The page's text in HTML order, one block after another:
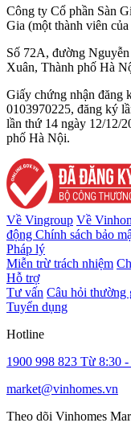
Công ty Cổ phần Sàn
Gia (một thành viên
Số 72A, đường
Xuân, Thành phố Hà
Giấy chứng nhận đăng
0103970225, đăng ký
lần thứ 14 ngày 12/12/
phố Hà Nội.
Về Vingroup Về
động Chính sách bảo
Pháp lý
Miễn trừ trách nhiệm
Hỗ trợ
Tư vấn Câu hỏi thường
Tuyển dụng
Hotline
1900 998 823 Từ 8:30 -
market@vinhomes.vn
Theo dõi Vinhomes